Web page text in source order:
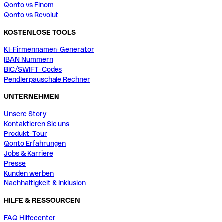
Qonto vs Finom
Qonto vs Revolut
KOSTENLOSE TOOLS
KI-Firmennamen-Generator
IBAN Nummern
BIC/SWIFT-Codes
Pendlerpauschale Rechner
UNTERNEHMEN
Unsere Story
Kontaktieren Sie uns
Produkt-Tour
Qonto Erfahrungen
Jobs & Karriere
Presse
Kunden werben
Nachhaltigkeit & Inklusion
HILFE & RESSOURCEN
FAQ Hilfecenter